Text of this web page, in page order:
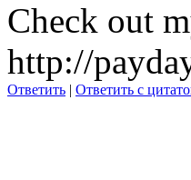
Check out
http://
Ответить | Ответить с